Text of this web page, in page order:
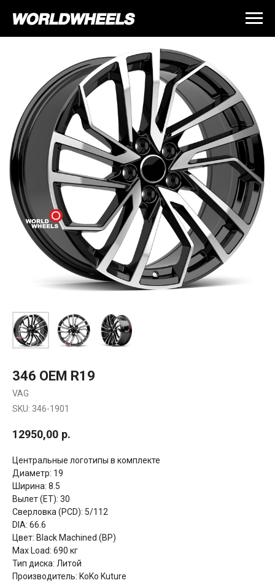
346 OEM R19
VAG
SKU: 346-1901
12950,00 р.
Центральные логотипы в комплекте
Диаметр: 19
Ширина: 8.5
Вылет (ET): 30
Сверловка (PCD): 5/112
DIA: 66.6
Цвет: Black Machined (BP)
Max Load: 690 кг
Тип диска: Литой
Производитель: KoKo Kuture